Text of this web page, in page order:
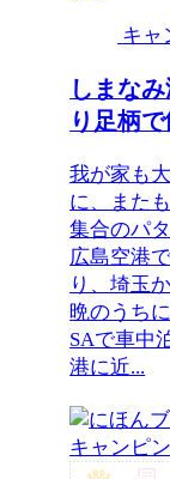
キャ
しまな
り足柄
我が家も
に、また
集合のパ
広島空港
り、埼玉
晩のうち
SAで車中
港に近...